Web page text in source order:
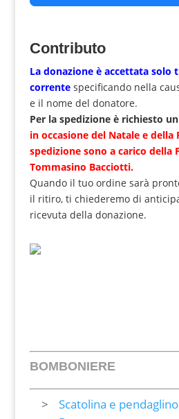
Contributo
La donazione è accettata solo
corrente specificando nella
e il nome del donatore.
Per la spedizione è richiesto
in occasione del Natale e della
spedizione sono a carico della
Tommasino Bacciotti.
Quando il tuo ordine sarà
il ritiro, ti chiederemo di
ricevuta della donazione.
BOMBONIERE
Scatolina e pendaglino